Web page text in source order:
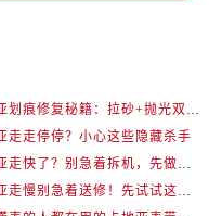
卡地亚划痕修复秘籍：拉砂+抛光双工艺还原如新
走走停停？小心这些隐藏杀手
卡地亚走快了？别急着拆机，先做这一步
卡地亚走慢别急着送修！先试试这些方法